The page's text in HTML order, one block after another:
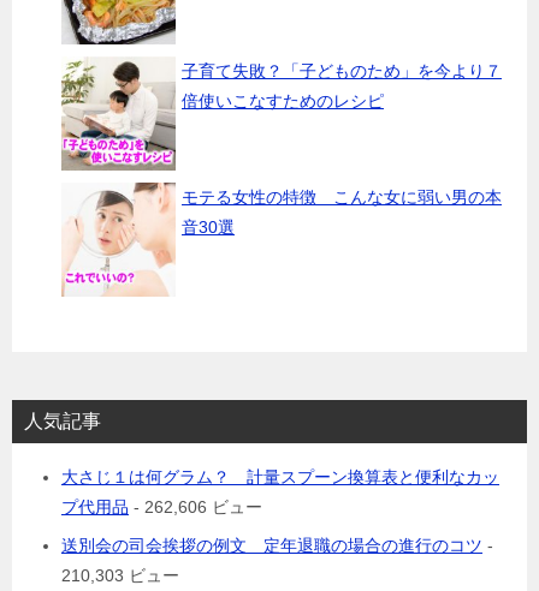
子育て失敗？「子どものため」を今より７
倍使いこなすためのレシピ
モテる女性の特徴 こんな女に弱い男の本
音30選
人気記事
大さじ１は何グラム？ 計量スプーン換算表と便利なカッ
プ代用品 - 262,606 ビュー
送別会の司会挨拶の例文 定年退職の場合の進行のコツ -
210,303 ビュー